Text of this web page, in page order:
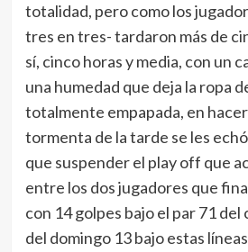
totalidad, pero como los
tres en tres- tardaron más de
sí, cinco horas y media, con un
una humedad que deja la ropa
totalmente empapada, en
tormenta de la tarde se les
que suspender el play off que
entre los dos jugadores que
con 14 golpes bajo el par 71 del
del domingo 13 bajo estas